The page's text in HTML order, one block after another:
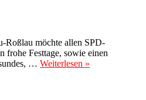
Roßlau möchte allen SPD-
frohe Festtage, sowie einen
… Weiterlesen »